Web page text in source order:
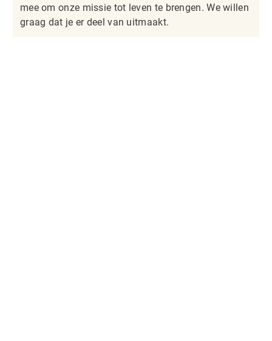
mee om onze missie tot leven te brengen. We willen
graag dat je er deel van uitmaakt.